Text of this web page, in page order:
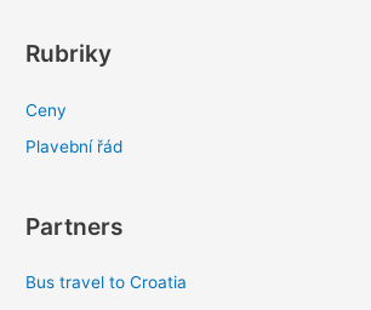
Rubriky
Ceny
Plavební řád
Partners
Bus travel to Croatia